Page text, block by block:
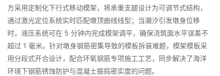
方采用定制化下行式移动模架，将承重支腿设计为可调节式结构，
通过激光定位系统实时匹配墩顶曲线线型；当潮汐引发墩身位移
时，液压系统可在 5 分钟内完成模架调平，确保浇筑面水平误差不
超过 1 毫米。针对墩身钢筋密集导致的模板拆装难题，模架模板采
用分段式开合设计，配合环氧钢筋专项施工工艺，同步解决了海洋
环境下钢筋锈蚀防护与混凝土振捣密实度的问题。​